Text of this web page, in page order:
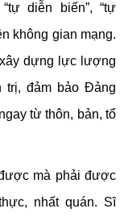
diễn biến”, “tự
không gian mạng.
dựng lực lượng
trị, đảm bảo Đảng
từ thôn, bản, tổ
mà phải được
nhất quán. Sĩ